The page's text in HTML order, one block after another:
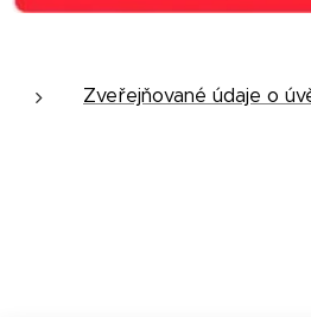
Zveřejňované údaje o